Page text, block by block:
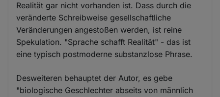
Realität gar nicht vorhanden ist. Dass durch die
veränderte Schreibweise gesellschaftliche
Veränderungen angestoßen werden, ist reine
Spekulation. "Sprache schafft Realität" - das ist
eine typisch postmoderne substanzlose Phrase.
Desweiteren behauptet der Autor, es gebe
"biologische Geschlechter abseits von männlich